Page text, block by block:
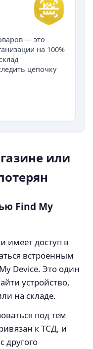
— это
на 100%
цепочку
или
Find My
имеет доступ в
встроенным
Device. Это один
устройство,
на складе.
под тем
к ТСД, и
с другого